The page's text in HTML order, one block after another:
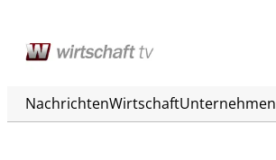
NachrichtenWirtschaftUnternehmen